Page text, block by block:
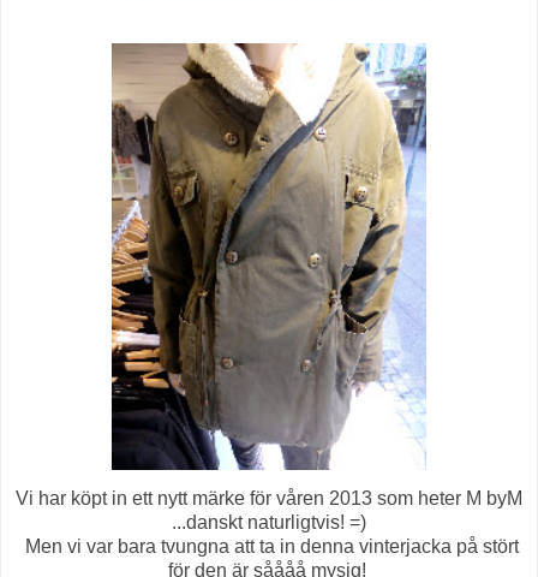
Vi har köpt in ett nytt märke för våren 2013 som heter M byM
...danskt naturligtvis! =)
Men vi var bara tvungna att ta in denna vinterjacka på stört
för den är såååå mysig!